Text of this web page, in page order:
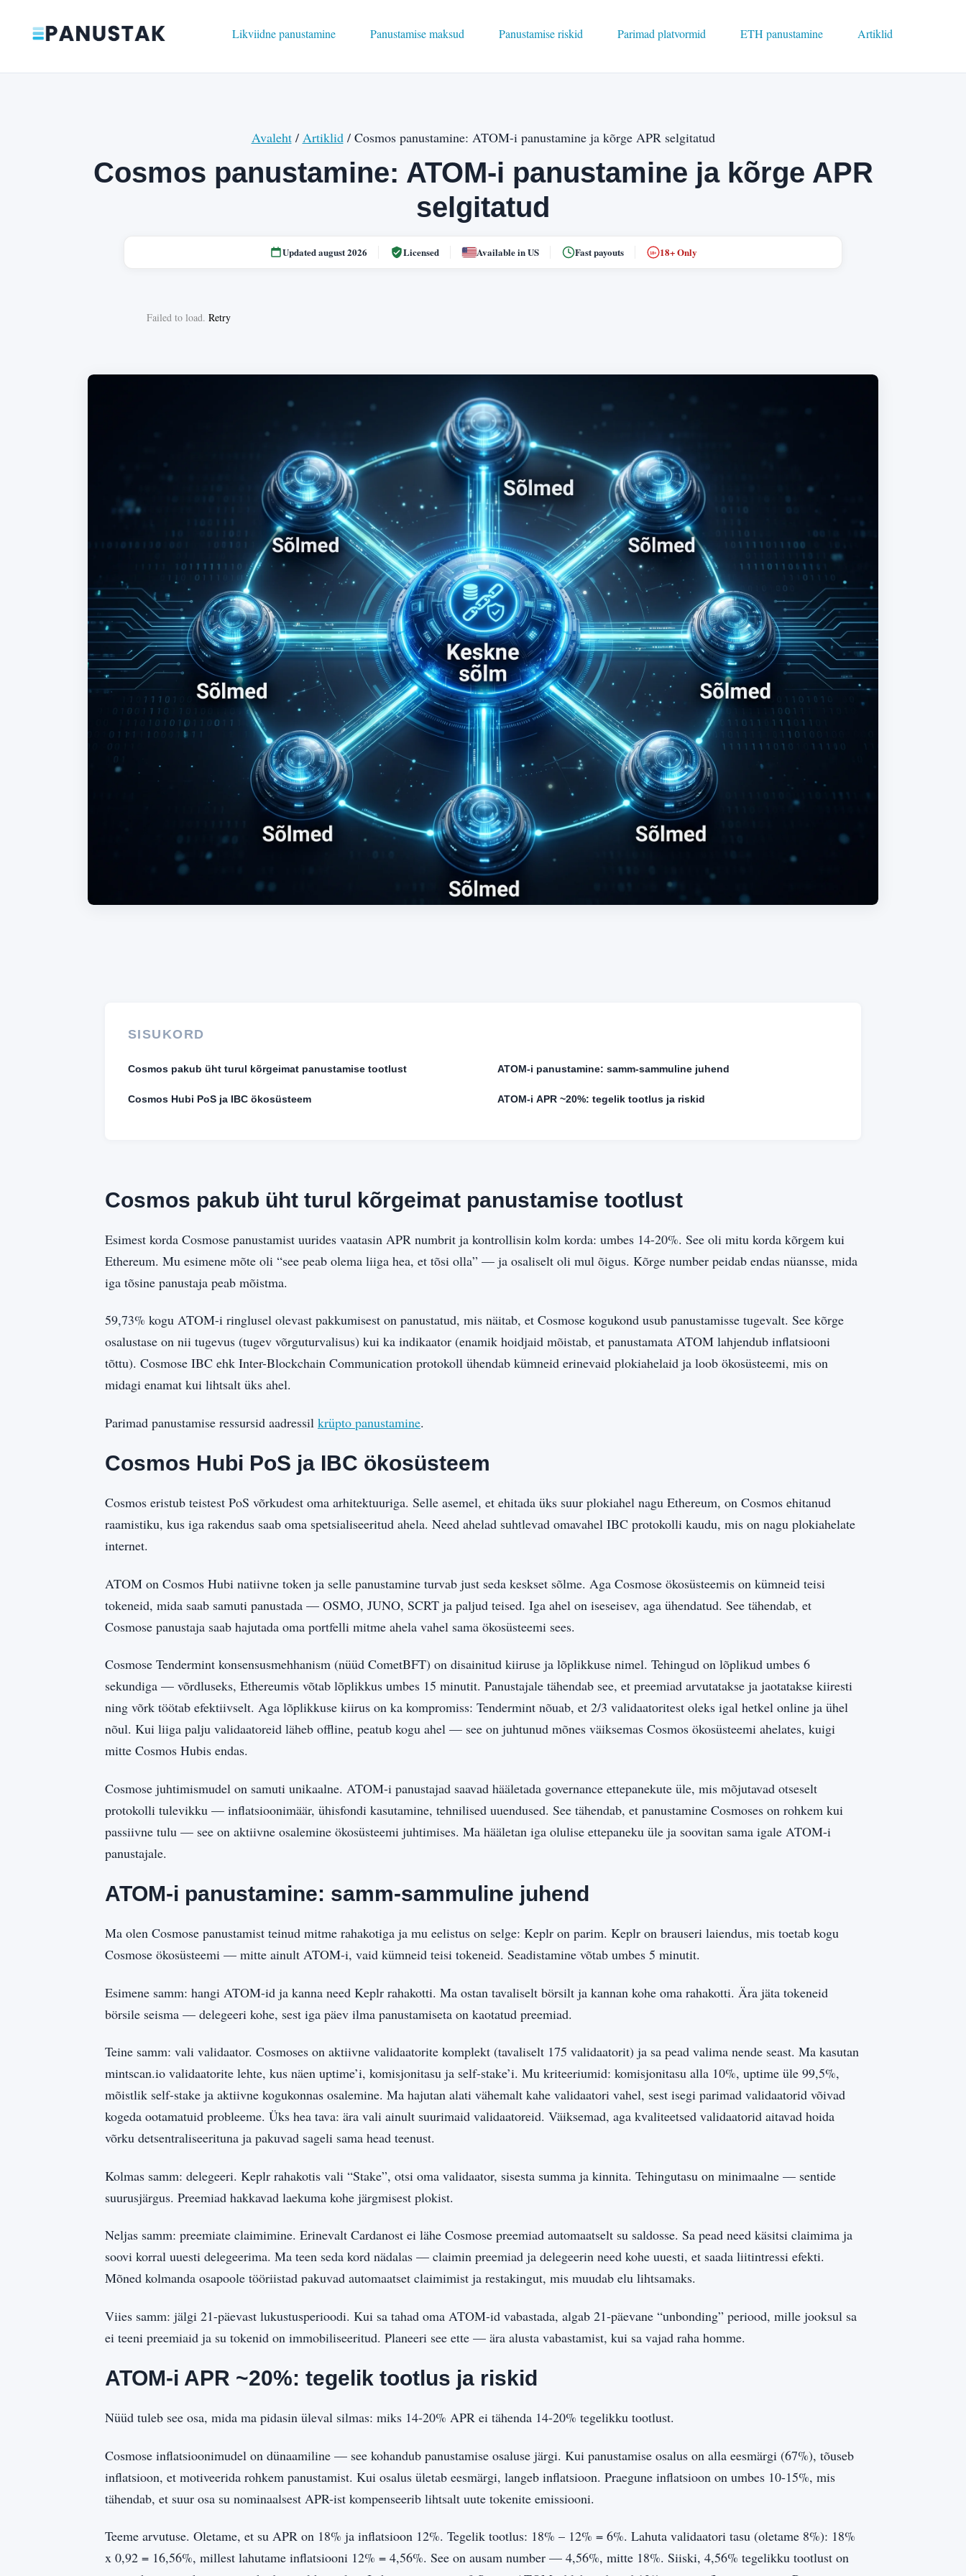
Likviidne panustamine Panustamise maksud Panustamise riskid Parimad platvormid ETH panustamine Artiklid
Avaleht/ Artiklid/ Cosmos panustamine: ATOM-i panustamine ja kõrge APR selgitatud
Cosmos panustamine: ATOM-i panustamine ja kõrge APR
selgitatud
Updated august 2026 Licensed Available in US Fast payouts 18+ 18+ Only
Failed to load. Retry
SISUKORD
Cosmos pakub üht turul kõrgeimat panustamise tootlust
Cosmos Hubi PoS ja IBC ökosüsteem
ATOM-i panustamine: samm-sammuline juhend
ATOM-i APR ~20%: tegelik tootlus ja riskid
Cosmos pakub üht turul kõrgeimat panustamise tootlust
Esimest korda Cosmose panustamist uurides vaatasin APR numbrit ja kontrollisin kolm korda: umbes 14-20%. See oli mitu korda kõrgem kui
Ethereum. Mu esimene mõte oli “see peab olema liiga hea, et tõsi olla” — ja osaliselt oli mul õigus. Kõrge number peidab endas nüansse, mida
iga tõsine panustaja peab mõistma.
59,73% kogu ATOM-i ringlusel olevast pakkumisest on panustatud, mis näitab, et Cosmose kogukond usub panustamisse tugevalt. See kõrge
osalustase on nii tugevus (tugev võrguturvalisus) kui ka indikaator (enamik hoidjaid mõistab, et panustamata ATOM lahjendub inflatsiooni
tõttu). Cosmose IBC ehk Inter-Blockchain Communication protokoll ühendab kümneid erinevaid plokiahelaid ja loob ökosüsteemi, mis on
midagi enamat kui lihtsalt üks ahel.
Parimad panustamise ressursid aadressil krüpto panustamine.
Cosmos Hubi PoS ja IBC ökosüsteem
Cosmos eristub teistest PoS võrkudest oma arhitektuuriga. Selle asemel, et ehitada üks suur plokiahel nagu Ethereum, on Cosmos ehitanud
raamistiku, kus iga rakendus saab oma spetsialiseeritud ahela. Need ahelad suhtlevad omavahel IBC protokolli kaudu, mis on nagu plokiahelate
internet.
ATOM on Cosmos Hubi natiivne token ja selle panustamine turvab just seda keskset sõlme. Aga Cosmose ökosüsteemis on kümneid teisi
tokeneid, mida saab samuti panustada — OSMO, JUNO, SCRT ja paljud teised. Iga ahel on iseseisev, aga ühendatud. See tähendab, et
Cosmose panustaja saab hajutada oma portfelli mitme ahela vahel sama ökosüsteemi sees.
Cosmose Tendermint konsensusmehhanism (nüüd CometBFT) on disainitud kiiruse ja lõplikkuse nimel. Tehingud on lõplikud umbes 6
sekundiga — võrdluseks, Ethereumis võtab lõplikkus umbes 15 minutit. Panustajale tähendab see, et preemiad arvutatakse ja jaotatakse kiiresti
ning võrk töötab efektiivselt. Aga lõplikkuse kiirus on ka kompromiss: Tendermint nõuab, et 2/3 validaatoritest oleks igal hetkel online ja ühel
nõul. Kui liiga palju validaatoreid läheb offline, peatub kogu ahel — see on juhtunud mõnes väiksemas Cosmos ökosüsteemi ahelates, kuigi
mitte Cosmos Hubis endas.
Cosmose juhtimismudel on samuti unikaalne. ATOM-i panustajad saavad hääletada governance ettepanekute üle, mis mõjutavad otseselt
protokolli tulevikku — inflatsioonimäär, ühisfondi kasutamine, tehnilised uuendused. See tähendab, et panustamine Cosmoses on rohkem kui
passiivne tulu — see on aktiivne osalemine ökosüsteemi juhtimises. Ma hääletan iga olulise ettepaneku üle ja soovitan sama igale ATOM-i
panustajale.
ATOM-i panustamine: samm-sammuline juhend
Ma olen Cosmose panustamist teinud mitme rahakotiga ja mu eelistus on selge: Keplr on parim. Keplr on brauseri laiendus, mis toetab kogu
Cosmose ökosüsteemi — mitte ainult ATOM-i, vaid kümneid teisi tokeneid. Seadistamine võtab umbes 5 minutit.
Esimene samm: hangi ATOM-id ja kanna need Keplr rahakotti. Ma ostan tavaliselt börsilt ja kannan kohe oma rahakotti. Ära jäta tokeneid
börsile seisma — delegeeri kohe, sest iga päev ilma panustamiseta on kaotatud preemiad.
Teine samm: vali validaator. Cosmoses on aktiivne validaatorite komplekt (tavaliselt 175 validaatorit) ja sa pead valima nende seast. Ma kasutan
mintscan.io validaatorite lehte, kus näen uptime’i, komisjonitasu ja self-stake’i. Mu kriteeriumid: komisjonitasu alla 10%, uptime üle 99,5%,
mõistlik self-stake ja aktiivne kogukonnas osalemine. Ma hajutan alati vähemalt kahe validaatori vahel, sest isegi parimad validaatorid võivad
kogeda ootamatuid probleeme. Üks hea tava: ära vali ainult suurimaid validaatoreid. Väiksemad, aga kvaliteetsed validaatorid aitavad hoida
võrku detsentraliseerituna ja pakuvad sageli sama head teenust.
Kolmas samm: delegeeri. Keplr rahakotis vali “Stake”, otsi oma validaator, sisesta summa ja kinnita. Tehingutasu on minimaalne — sentide
suurusjärgus. Preemiad hakkavad laekuma kohe järgmisest plokist.
Neljas samm: preemiate claimimine. Erinevalt Cardanost ei lähe Cosmose preemiad automaatselt su saldosse. Sa pead need käsitsi claimima ja
soovi korral uuesti delegeerima. Ma teen seda kord nädalas — claimin preemiad ja delegeerin need kohe uuesti, et saada liitintressi efekti.
Mõned kolmanda osapoole tööriistad pakuvad automaatset claimimist ja restakingut, mis muudab elu lihtsamaks.
Viies samm: jälgi 21-päevast lukustusperioodi. Kui sa tahad oma ATOM-id vabastada, algab 21-päevane “unbonding” periood, mille jooksul sa
ei teeni preemiaid ja su tokenid on immobiliseeritud. Planeeri see ette — ära alusta vabastamist, kui sa vajad raha homme.
ATOM-i APR ~20%: tegelik tootlus ja riskid
Nüüd tuleb see osa, mida ma pidasin üleval silmas: miks 14-20% APR ei tähenda 14-20% tegelikku tootlust.
Cosmose inflatsioonimudel on dünaamiline — see kohandub panustamise osaluse järgi. Kui panustamise osalus on alla eesmärgi (67%), tõuseb
inflatsioon, et motiveerida rohkem panustamist. Kui osalus ületab eesmärgi, langeb inflatsioon. Praegune inflatsioon on umbes 10-15%, mis
tähendab, et suur osa su nominaalsest APR-ist kompenseerib lihtsalt uute tokenite emissiooni.
Teeme arvutuse. Oletame, et su APR on 18% ja inflatsioon 12%. Tegelik tootlus: 18% – 12% = 6%. Lahuta validaatori tasu (oletame 8%): 18%
x 0,92 = 16,56%, millest lahutame inflatsiooni 12% = 4,56%. See on ausam number — 4,56%, mitte 18%. Siiski, 4,56% tegelikku tootlust on